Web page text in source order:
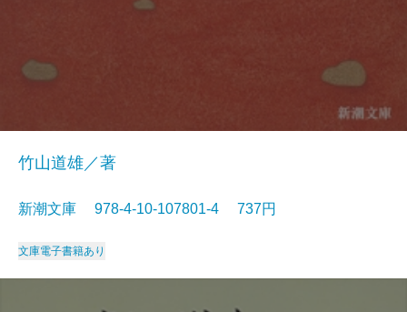
竹山道雄／著
新潮文庫 978-4-10-107801-4 737円
文庫電子書籍あり